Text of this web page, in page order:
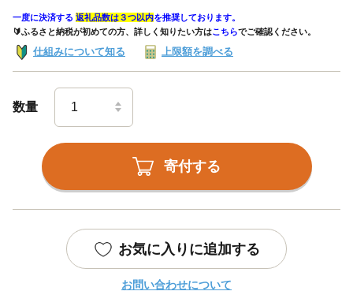
一度に決済する 返礼品数は３つ以内を推奨しております。
🔰ふるさと納税が初めての方、詳しく知りたい方はこちらでご確認ください。
仕組みについて知る 上限額を調べる
数量
寄付する
お気に入りに追加する
お問い合わせについて